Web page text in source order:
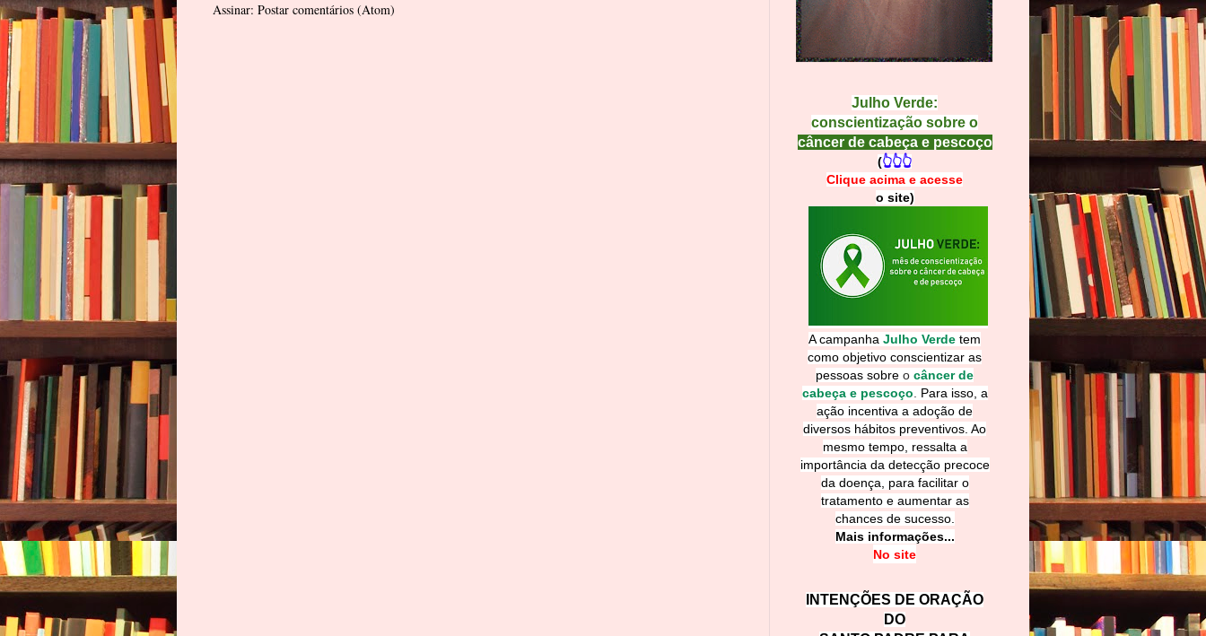
Assinar: Postar comentários (Atom)
Julho Verde:
conscientização sobre o
câncer de cabeça e pescoço
(👆👆👆
Clique acima e acesse
o site)
A campanha Julho Verde tem
como objetivo conscientizar as
pessoas sobre o câncer de
cabeça e pescoço
Para isso, a
ação incentiva a adoção de
diversos hábitos preventivos. Ao
mesmo tempo, ressalta a
importância da detecção precoce
da doença, para facilitar o
tratamento e aumentar as
chances de sucesso.
Mais informações...
No site
INTENÇÕES DE ORAÇÃO
DO